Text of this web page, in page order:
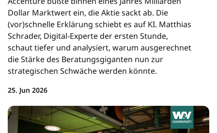
Dollar Marktwert ein, die Aktie sackt ab. Die
(vor)schnelle Erklärung schiebt es auf KI. Matthias
Schrader, Digital-Experte der ersten Stunde,
schaut tiefer und analysiert, warum ausgerechnet
die Stärke des Beratungsgiganten nun zur
strategischen Schwäche werden könnte.
25. Jun 2026